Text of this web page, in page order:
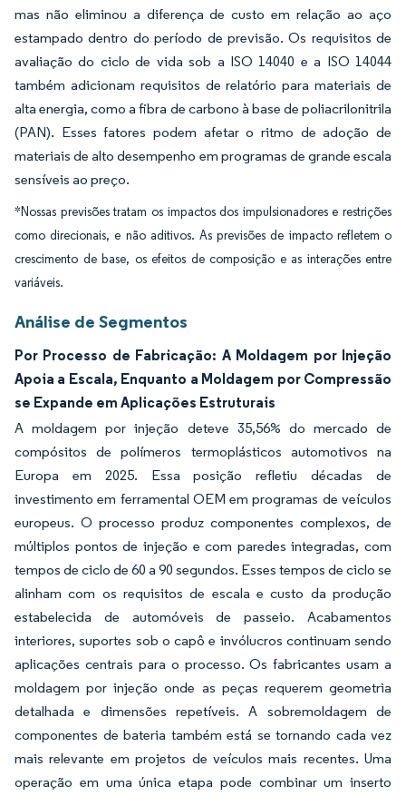
mas não eliminou a diferença de custo em relação ao aço
estampado dentro do período de previsão. Os requisitos de
avaliação do ciclo de vida sob a ISO 14040 e a ISO 14044
também adicionam requisitos de relatório para materiais de
alta energia, como a fibra de carbono à base de poliacrilonitrila
(PAN). Esses fatores podem afetar o ritmo de adoção de
materiais de alto desempenho em programas de grande escala
sensíveis ao preço.
*Nossas previsões tratam os impactos dos impulsionadores e restrições
como direcionais, e não aditivos. As previsões de impacto refletem o
crescimento de base, os efeitos de composição e as interações entre
variáveis.
Análise de Segmentos
Por Processo de Fabricação: A Moldagem por Injeção
Apoia a Escala, Enquanto a Moldagem por Compressão
se Expande em Aplicações Estruturais
A moldagem por injeção deteve 35,56% do mercado de
compósitos de polímeros termoplásticos automotivos na
Europa em 2025. Essa posição refletiu décadas de
investimento em ferramental OEM em programas de veículos
europeus. O processo produz componentes complexos, de
múltiplos pontos de injeção e com paredes integradas, com
tempos de ciclo de 60 a 90 segundos. Esses tempos de ciclo se
alinham com os requisitos de escala e custo da produção
estabelecida de automóveis de passeio. Acabamentos
interiores, suportes sob o capô e invólucros continuam sendo
aplicações centrais para o processo. Os fabricantes usam a
moldagem por injeção onde as peças requerem geometria
detalhada e dimensões repetíveis. A sobremoldagem de
componentes de bateria também está se tornando cada vez
mais relevante em projetos de veículos mais recentes. Uma
operação em uma única etapa pode combinar um inserto